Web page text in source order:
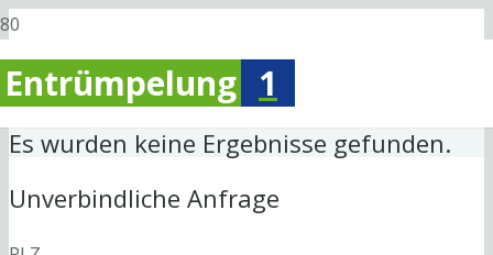
Entrümpelung 1
Es wurden keine Ergebnisse gefunden.
Unverbindliche Anfrage